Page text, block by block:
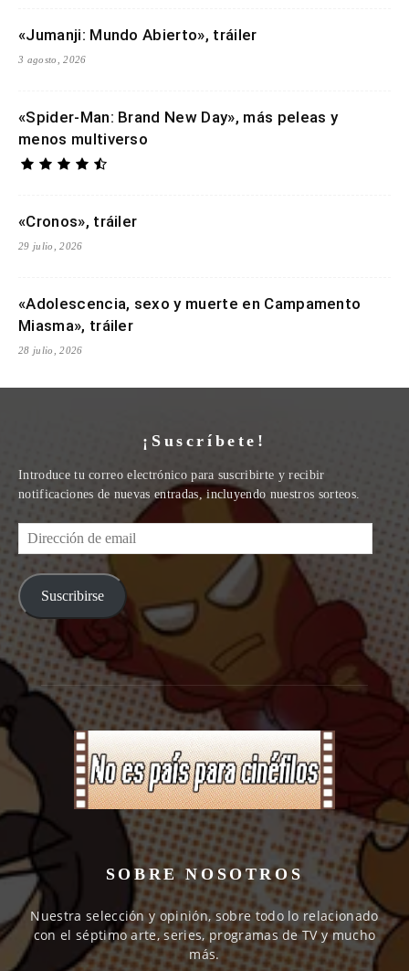
«Jumanji: Mundo Abierto», tráiler
3 agosto, 2026
«Spider-Man: Brand New Day», más peleas y
menos multiverso
«Cronos», tráiler
29 julio, 2026
«Adolescencia, sexo y muerte en Campamento
Miasma», tráiler
28 julio, 2026
¡Suscríbete!
Introduce tu correo electrónico para suscribirte y recibir
notificaciones de nuevas entradas, incluyendo nuestros sorteos.
Dirección
de
email
Suscribirse
SOBRE NOSOTROS
Nuestra selección y opinión, sobre todo lo relacionado
con el séptimo arte, series, programas de TV y mucho
más.